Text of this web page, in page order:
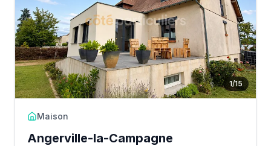
1/15
Maison
Angerville-la-Campagne